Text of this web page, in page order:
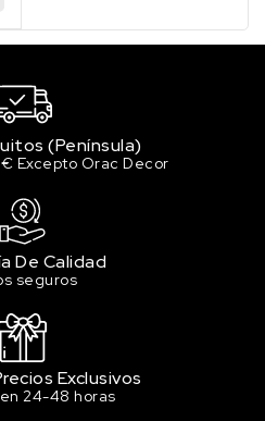
(Península)
Excepto Orac Decor
De Calidad
seguros
Exclusivos
24-48 horas